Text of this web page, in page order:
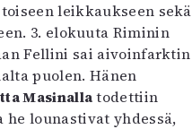
leikkaukseen sekä
3. elokuuta Riminin
Fellini sai aivoinfarktin
puolen. Hänen
Masinallatodettiin
he lounastivat yhdessä,